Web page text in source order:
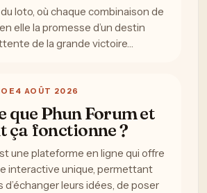
du loto, où chaque combinaison de
elle la promesse d’un destin
de la grande victoire…
4 AOÛT 2026
que Phun Forum et
ça fonctionne ?
une plateforme en ligne qui offre
interactive unique, permettant
d’échanger leurs idées, de poser